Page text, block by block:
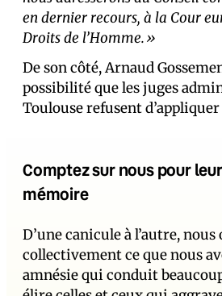
en dernier recours, à la Cour
Droits de l’Homme.»
De son côté, Arnaud
possibilité que les juges
Toulouse refusent
Comptez sur nous pour
mémoire
D’une canicule à l’autre,
collectivement ce que nous
amnésie qui conduit